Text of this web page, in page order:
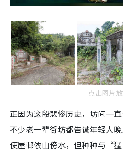
点击图片
正因为这段悲惨历史，坊间一
不少老一辈街坊都告诫年轻人
使屋邨依山傍水，但种种与“猛